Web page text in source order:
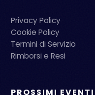
Privacy Policy
Cookie Policy
Termini di Servizio
Rimborsi e Resi
PROSSIMI EVENTI